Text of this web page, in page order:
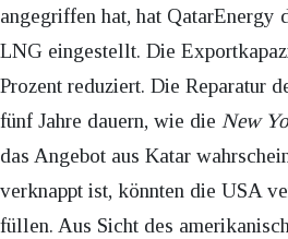
angegriffen hat, hat QatarEnergy
LNG eingestellt. Die
Prozent reduziert. Die Reparatur
fünf Jahre dauern, wie die New
das Angebot aus Katar
verknappt ist, könnten die USA
füllen. Aus Sicht des